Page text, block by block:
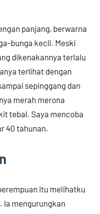
panjang, berwarna
bunga kecil. Meski
dikenakannya terlalu
terlihat dengan
sepinggang dan
merah merona
tebal. Saya mencoba
40 tahunan.
itu melihatku
Ia mengurungkan